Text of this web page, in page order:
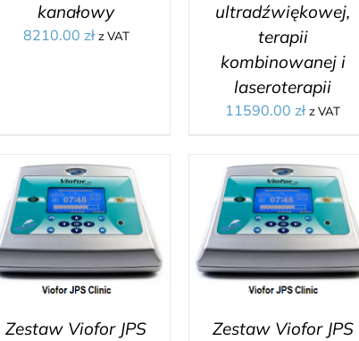
kanałowy
8210.00 zł z VAT
ultradźwiękowej,
terapii
kombinowanej i
laseroterapii
11590.00zł z VAT
Zestaw Viofor JPS
Zestaw Viofor JPS